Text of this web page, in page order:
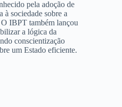
pela adoção de
à sociedade sobre a
IBPT também lançou
a lógica da
conscientização
um Estado eficiente.